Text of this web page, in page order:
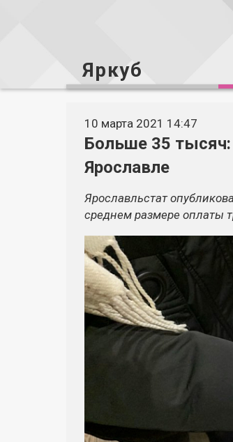
Яркуб
10 марта 2021 14:47
Больше 35 тысяч:
Ярославле
Ярославльстат
среднем размере оплаты